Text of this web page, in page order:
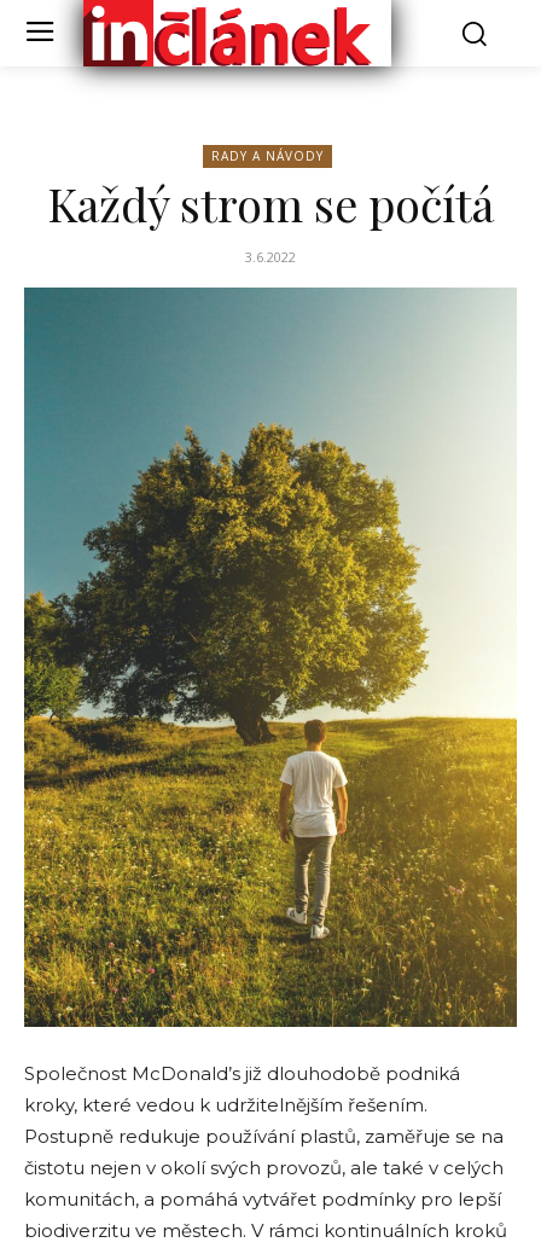
RADY A NÁVODY
Každý strom se počítá
3.6.2022
Společnost McDonald’s již dlouhodobě podniká
kroky, které vedou k udržitelnějším řešením.
Postupně redukuje používání plastů, zaměřuje se na
čistotu nejen v okolí svých provozů, ale také v celých
komunitách, a pomáhá vytvářet podmínky pro lepší
biodiverzitu ve městech. V rámci kontinuálních kroků